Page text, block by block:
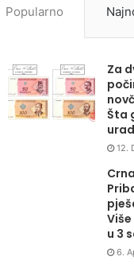
Popularno
Za
Šta
12.
u 3
6.